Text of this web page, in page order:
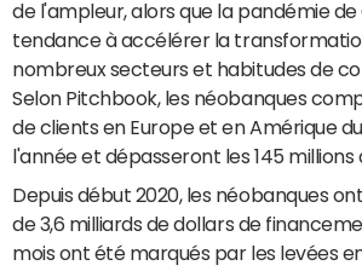
de l'ampleur, alors que la pandémie de
tendance à accélérer la
nombreux secteurs et habitudes de
Selon Pitchbook, les néobanques
de clients en Europe et en Amérique
l'année et dépasseront les 145 millions
Depuis début 2020, les néobanques
de 3,6 milliards de dollars de
mois ont été marqués par les levées